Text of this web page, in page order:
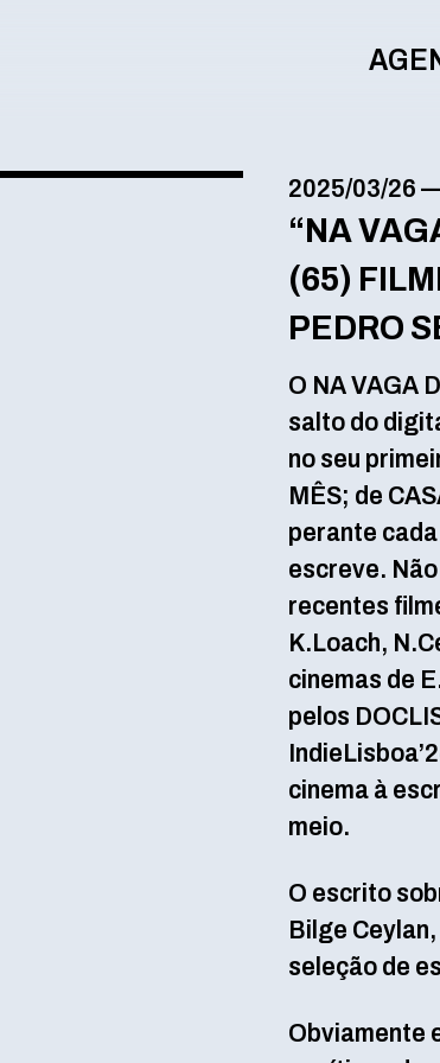
2025/03/26
“NA
(65)
PEDRO
O NA VAGA
salto do
no seu
MÊS; de
perante
escreve.
recentes
K.Loach,
cinemas de
pelos
cinema à
meio.
O escrito
Bilge
seleção de
Obviamente